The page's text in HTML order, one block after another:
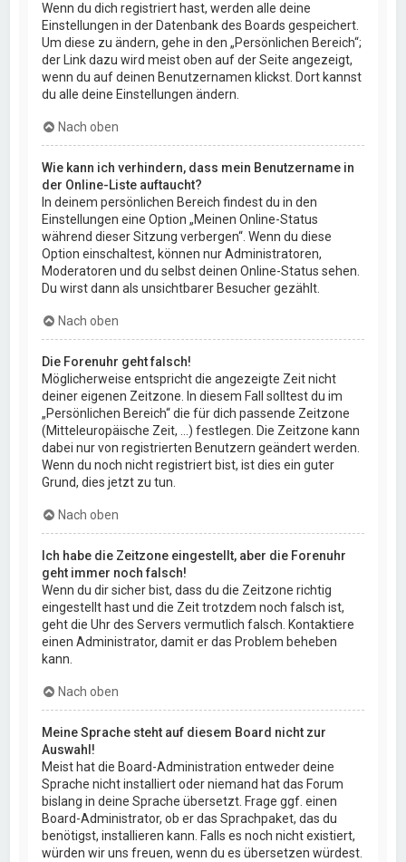
Wenn du dich registriert hast, werden alle deine
Einstellungen in der Datenbank des Boards gespeichert.
Um diese zu ändern, gehe in den „Persönlichen Bereich“;
der Link dazu wird meist oben auf der Seite angezeigt,
wenn du auf deinen Benutzernamen klickst. Dort kannst
du alle deine Einstellungen ändern.
Nach oben
Wie kann ich verhindern, dass mein Benutzername in
der Online-Liste auftaucht?
In deinem persönlichen Bereich findest du in den
Einstellungen eine Option „Meinen Online-Status
während dieser Sitzung verbergen“. Wenn du diese
Option einschaltest, können nur Administratoren,
Moderatoren und du selbst deinen Online-Status sehen.
Du wirst dann als unsichtbarer Besucher gezählt.
Nach oben
Die Forenuhr geht falsch!
Möglicherweise entspricht die angezeigte Zeit nicht
deiner eigenen Zeitzone. In diesem Fall solltest du im
„Persönlichen Bereich“ die für dich passende Zeitzone
(Mitteleuropäische Zeit, ...) festlegen. Die Zeitzone kann
dabei nur von registrierten Benutzern geändert werden.
Wenn du noch nicht registriert bist, ist dies ein guter
Grund, dies jetzt zu tun.
Nach oben
Ich habe die Zeitzone eingestellt, aber die Forenuhr
geht immer noch falsch!
Wenn du dir sicher bist, dass du die Zeitzone richtig
eingestellt hast und die Zeit trotzdem noch falsch ist,
geht die Uhr des Servers vermutlich falsch. Kontaktiere
einen Administrator, damit er das Problem beheben
kann.
Nach oben
Meine Sprache steht auf diesem Board nicht zur
Auswahl!
Meist hat die Board-Administration entweder deine
Sprache nicht installiert oder niemand hat das Forum
bislang in deine Sprache übersetzt. Frage ggf. einen
Board-Administrator, ob er das Sprachpaket, das du
benötigst, installieren kann. Falls es noch nicht existiert,
würden wir uns freuen, wenn du es übersetzen würdest.